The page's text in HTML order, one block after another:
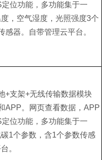
位功能，多功能集于一
，空气湿度，光照强度3个
感器。自带管理云平台。
+支架+无线传输数据模块
APP。网页查看数据，APP
位功能，多功能集于一
1个参数，含1个参数传感
。